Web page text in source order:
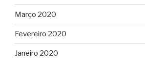
Março 2020
Fevereiro 2020
Janeiro 2020